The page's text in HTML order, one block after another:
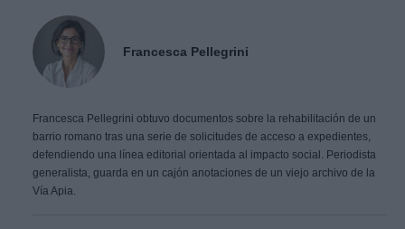
Francesca Pellegrini
Francesca Pellegrini obtuvo documentos sobre la rehabilitación de un
barrio romano tras una serie de solicitudes de acceso a expedientes,
defendiendo una línea editorial orientada al impacto social. Periodista
generalista, guarda en un cajón anotaciones de un viejo archivo de la
Vía Apia.